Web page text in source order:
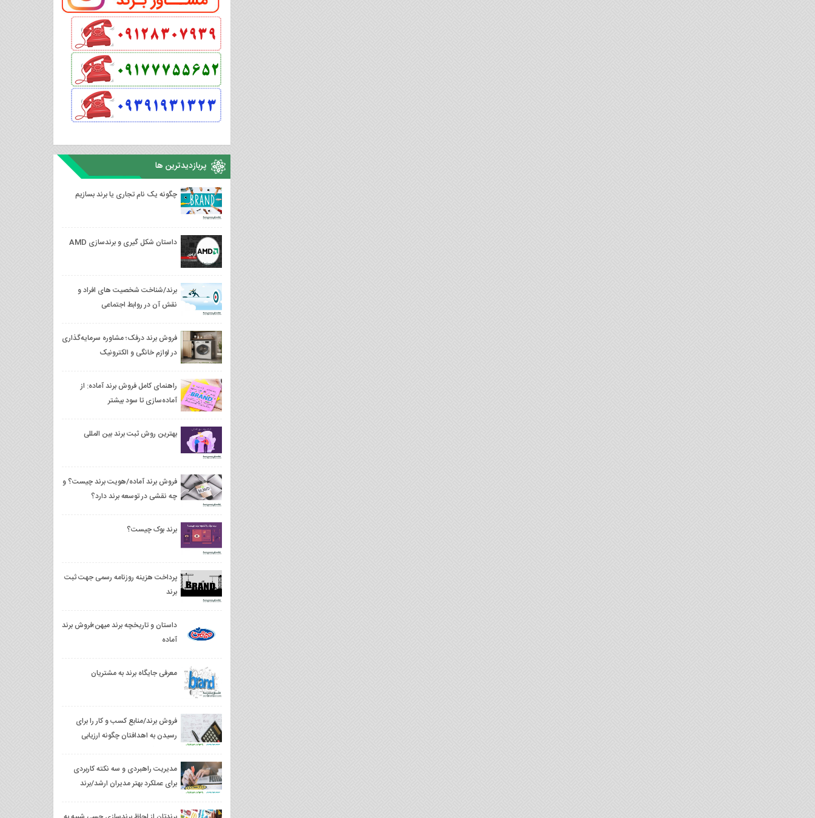
پربازدیدترین ها
چگونه یک نام تجاری یا برند بسازیم
داستان شکل گیری و برندسازی AMD
برند/شناخت شخصیت های افراد و
نقش آن در روابط اجتماعی
فروش برند درفک؛ مشاوره سرمایه‌گذاری
در لوازم خانگی و الکترونیک
راهنمای کامل فروش برند آماده: از
آماده‌سازی تا سود بیشتر
بهترین روش ثبت برند بین المللی
فروش برند آماده/هویت برند چیست؟ و
چه نقشی در توسعه برند دارد؟
برند بوک چیست؟
پرداخت هزینه روزنامه رسمی جهت ثبت
برند
داستان و تاریخچه برند میهن؛فروش برند
آماده
معرفی جایگاه برند به مشتریان
فروش برند/منابع کسب و کار را برای
رسیدن به اهدافتان چگونه ارزیابی
مدیریت راهبردی و سه نکته کاربردی
برای عملکرد بهتر مدیران ارشد/برند